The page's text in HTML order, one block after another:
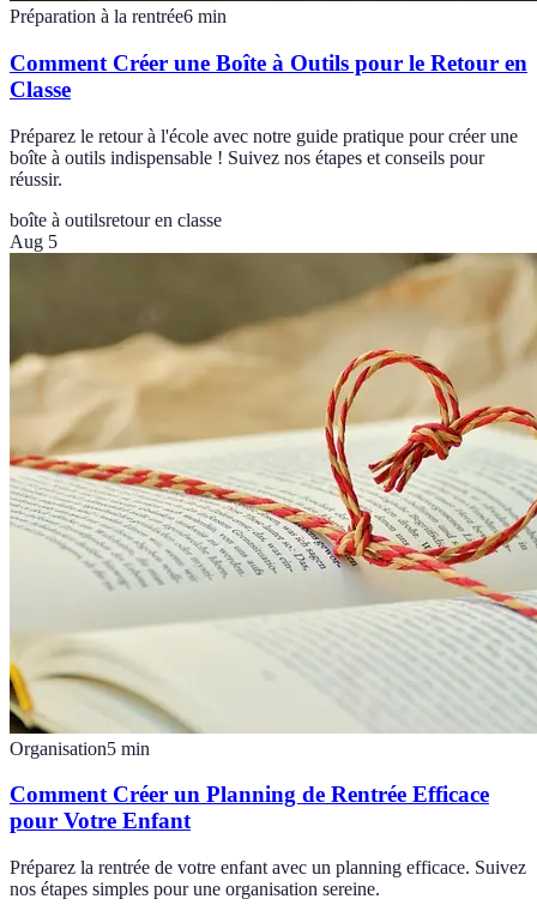
Préparation à la rentrée6 min
Comment Créer une Boîte à Outils pour le Retour en
Classe
Préparez le retour à l'école avec notre guide pratique pour créer une
boîte à outils indispensable ! Suivez nos étapes et conseils pour
réussir.
boîte à outilsretour en classe
Aug 5
Organisation5 min
Comment Créer un Planning de Rentrée Efficace
pour Votre Enfant
Préparez la rentrée de votre enfant avec un planning efficace. Suivez
nos étapes simples pour une organisation sereine.